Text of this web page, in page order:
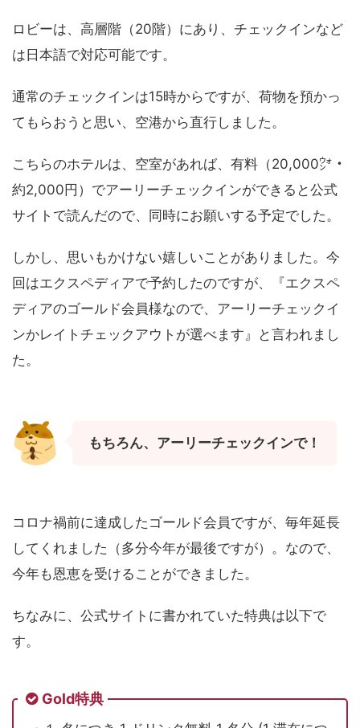
ロビーは、高層階（20階）にあり、チェックインなど
は日本語で対応可能です。
通常のチェックインは15時からですが、荷物を預かっ
てもらおうと思い、空港から直行しました。
こちらのホテルは、空室があれば、有料（20,000㌆・
約2,000円）でアーリーチェックインができると公式
サイトで読んだので、同時にお願いする予定でした。
しかし、思いもかけない嬉しいことがありました。今
回はエクスペディアで予約したのですが、『エクスペ
ディアのゴールド会員様なので、アーリーチェックイ
ンかレイトチェックアウトが選べます』と言われまし
た。
もちろん、アーリーチェックインで！
コロナ禍前に達成したゴールド会員ですが、毎年延長
してくれました（多分今年が最後ですが）。なので、
今年も恩恵を受けることができました。
ちなみに、公式サイトに書かれていた特典は以下で
す。
Gold特典